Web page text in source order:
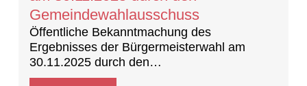
Gemeindewahlausschuss
Öffentliche Bekanntmachung des
Ergebnisses der Bürgermeisterwahl am
30.11.2025 durch den
Gemeindewahlausschuss